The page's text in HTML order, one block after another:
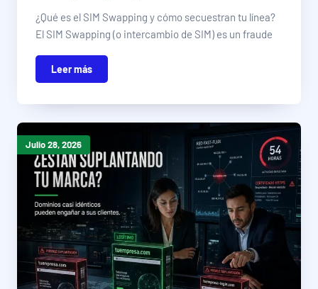
¿Qué es el SIM Swapping y cómo secuestran tu línea?
El SIM Swapping (o intercambio de SIM) es un fraude
Leer más
Julio 28, 2026